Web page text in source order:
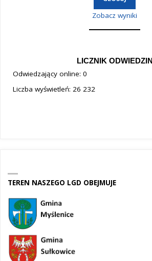
Zobacz wyniki
LICZNIK ODWIEDZIN
Odwiedzający online: 0
Liczba wyświetleń: 26 232
TEREN NASZEGO LGD OBEJMUJE